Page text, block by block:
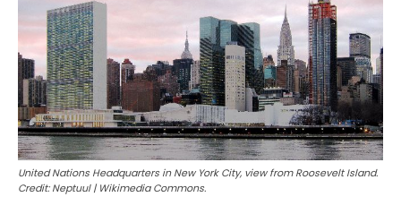
United Nations Headquarters in New York City, view from Roosevelt Island.
Credit: Neptuul | Wikimedia Commons.